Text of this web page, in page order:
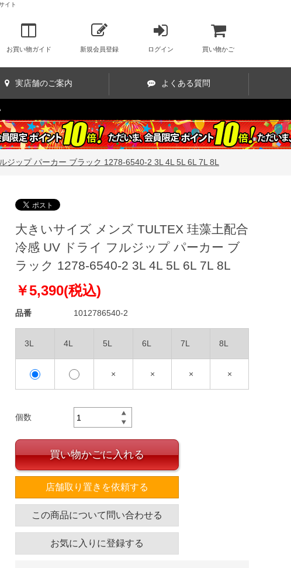
イト
お買い物ガイド 新規会員登録 ログイン 買い物かご
実店舗のご案内 よくある質問
ップ パーカー ブラック 1278-6540-2 3L 4L 5L 6L 7L 8L
大きいサイズ メンズ TULTEX 珪藻土配合
冷感 UV ドライ フルジップ パーカー ブ
ラック 1278-6540-2 3L 4L 5L 6L 7L 8L
￥5,390(税込)
品番 1012786540-2
3L 4L 5L 6L 7L 8L
× × × ×
個数
買い物かごに入れる
店舗取り置きを依頼する
この商品について問い合わせる
お気に入りに登録する